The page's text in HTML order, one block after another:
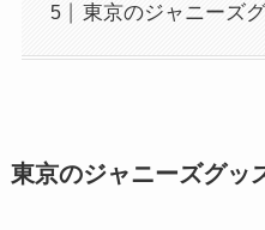
東京のジャニーズ
東京のジャニーズグッ